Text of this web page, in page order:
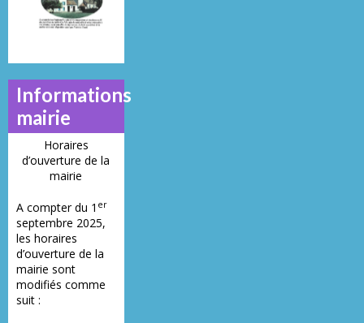
Informations
mairie
Horaires
d’ouverture de la
mairie
A compter du 1 er
septembre 2025,
les horaires
d’ouverture de la
mairie sont
modifiés comme
suit :